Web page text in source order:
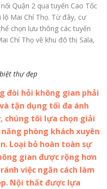
Quận 2 qua tuyến Cao Tốc
Mai Chí Thọ. Từ đây, cư
chọn lưu thông các tuyến
Chí Thọ về khu đô thị Sala,
thự đẹp
đòi hỏi không gian phải
tận dụng tối đa ánh
chúng tôi lựa chọn giải
phòng khách xuyên
Loại bỏ hoàn toàn sự
gian được rộng hơn
việc ngăn cách làm
Nội thất được lựa